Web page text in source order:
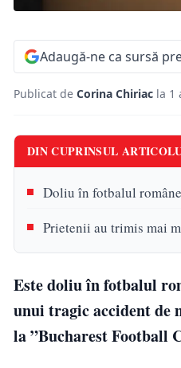
Adaugă-ne ca sursă
Publicat de Corina Chiriac la 1
DIN CUPRINSUL
Doliu în fotbalul
Prietenii au trimis mai
Este doliu în fotbalul
unui tragic accident de
la ”Bucharest Football